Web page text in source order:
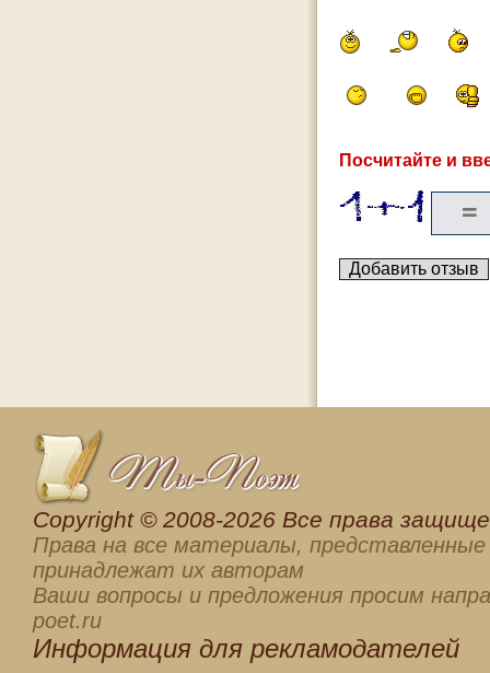
Посчитайте и
Сopyright © 2008-2026 Все права
Права на все материалы, представленные
принадлежат их авторам
Ваши вопросы и предложения просим
poet.ru
Информация для рекламодателей